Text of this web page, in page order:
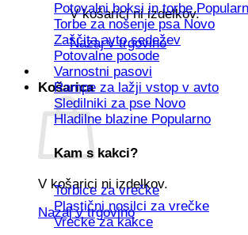
V košarici ni izdelkov.
Nazaj v trgovino
Košarica
V košarici ni izdelkov.
Nazaj v trgovino
Potovalni boksi in torbe
Torbe za nošenje psa
Zaščita avto sedežev
Potovalne posode
Varnostni pasovi
Rampe za lažji vstop v avto
Sledilniki za pse
Hladilne blazine
Kam s kakci?
Torbice za vrečke
Plastični nosilci za vrečke
Vrečke za kakce